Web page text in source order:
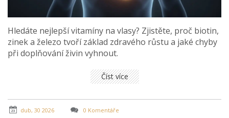
Hledáte nejlepší vitamíny na vlasy? Zjistěte, proč biotin,
zinek a železo tvoří základ zdravého růstu a jaké chyby
při doplňování živin vyhnout.
Číst více
dub, 30 2026 0 Komentáře